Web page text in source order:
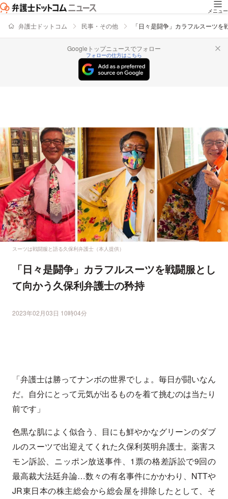
メニュー
弁護士ドットコム 民事・その他 「日々是闘争」カラフルスーツ
Googleトップニュースでフォロー
フォローの仕方はこちら
スーツは戦闘服と語る久保利弁護士（本人提供）
「日々是闘争」カラフルスーツを戦闘服とし
て向かう久保利弁護士の矜持
2023年02月03日 10時04分
「弁護士は勝ってナンボの世界でしょ。毎日が闘いなん
だ。自分にとって元気が出るものを着て挑むのは当たり
前です」
色黒な肌によく似合う、目にも鮮やかなグリーンのダブ
ルのスーツで出迎えてくれた久保利英明弁護士。薬害ス
モン訴訟、ニッポン放送事件、1票の格差訴訟で9回の
最高裁大法廷弁論…数々の有名事件にかかわり、NTTや
JR東日本の株主総会から総会屋を排除したとして、そ